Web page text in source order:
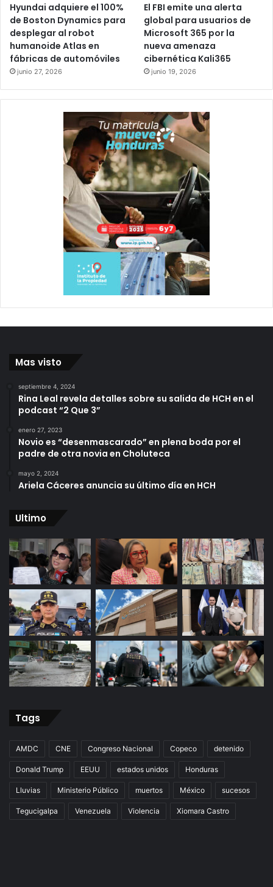
Hyundai adquiere el 100%
de Boston Dynamics para
desplegar al robot
humanoide Atlas en
fábricas de automóviles
junio 27, 2026
El FBI emite una alerta
global para usuarios de
Microsoft 365 por la
nueva amenaza
cibernética Kali365
junio 19, 2026
Mas visto
septiembre 4, 2024
Rina Leal revela detalles sobre su salida de HCH en el
podcast “2 Que 3”
enero 27, 2023
Novio es “desenmascarado” en plena boda por el
padre de otra novia en Choluteca
mayo 2, 2024
Ariela Cáceres anuncia su último día en HCH
Ultimo
Tags
AMDC CNE Congreso Nacional Copeco detenido
Donald Trump EEUU estados unidos Honduras
Lluvias Ministerio Público muertos México sucesos
Tegucigalpa Venezuela Violencia Xiomara Castro